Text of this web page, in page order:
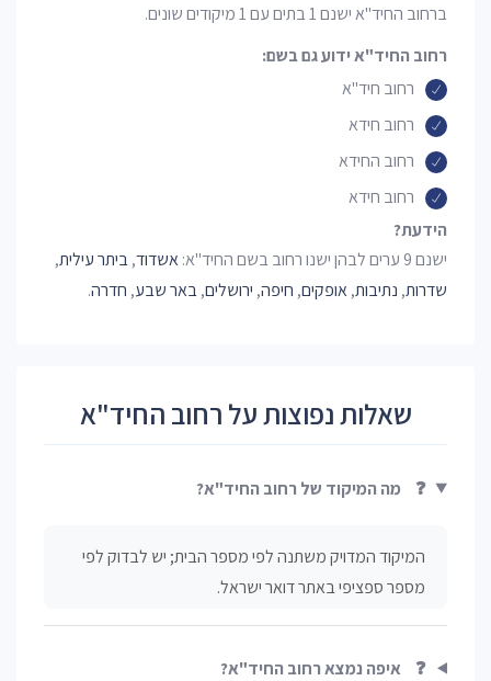
ברחוב החיד"א ישנם 1 בתים עם 1 מיקודים שונים.
רחוב החיד"א ידוע גם בשם:
רחוב חיד"א
רחוב חידא
רחוב החידא
רחוב חידא
הידעת?
ישנם 9 ערים לבהן ישנו רחוב בשם החיד"א:
אשדוד,ביתר עילית,
שדרות, נתיבות,אופקים, חיפה, ירושלים,באר שבע, חדרה.
שאלות נפוצות על רחוב החיד"א
❓ מה המיקוד של רחוב החיד"א?
המיקוד המדויק משתנה לפי מספר הבית; יש לבדוק לפי
מספר ספציפי באתר דואר ישראל.
❓ איפה נמצא רחוב החיד"א?